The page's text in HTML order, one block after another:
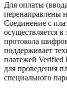
Для оплаты
Соединение с
осуществляется
протокола
поддерживает
платежей Verified
для проведения
специального